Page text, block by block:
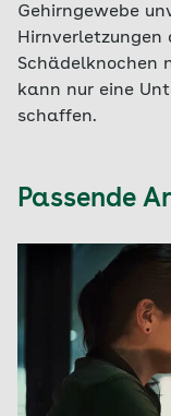
Gehirngewebe
Schädelknochen
kann nur eine
schaffen.
Passende